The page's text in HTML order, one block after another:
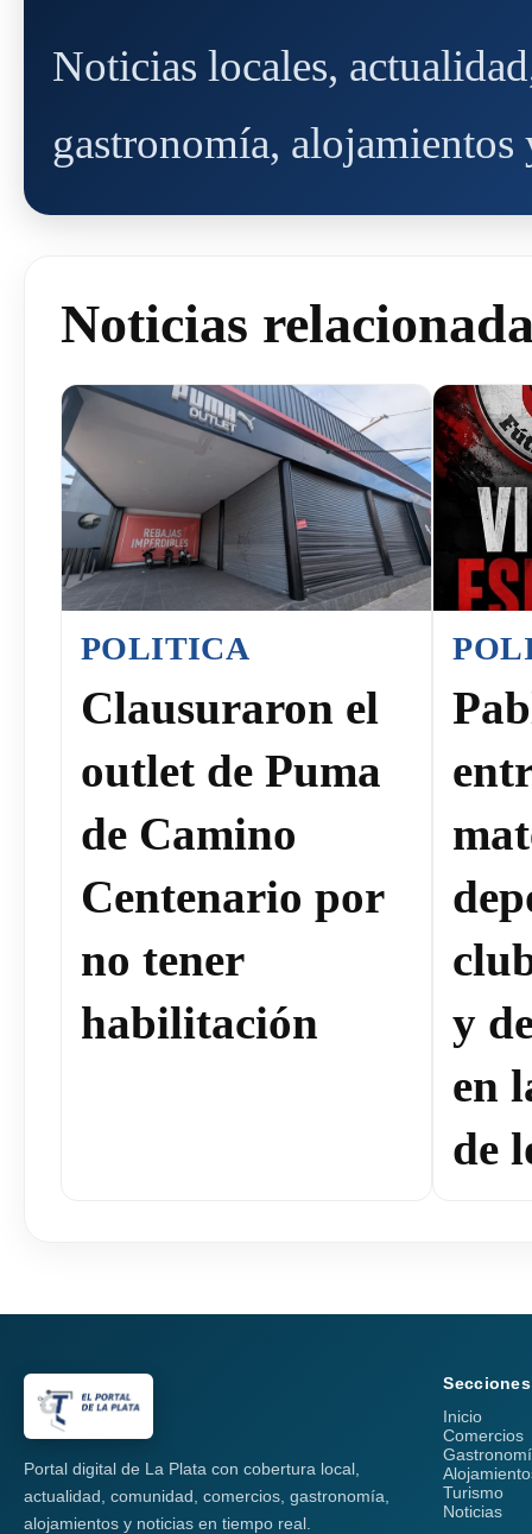
Noticias locales,
gastronomía,
Noticias
POLITICA
Clausuraron el
outlet de Puma
de Camino
Centenario por
no tener
habilitación
y
en
de
Portal digital de La Plata con cobertura local,
actualidad, comunidad, comercios, gastronomía,
alojamientos y noticias en tiempo real.
Secciones
Inicio
Comercios
Turismo
Noticias